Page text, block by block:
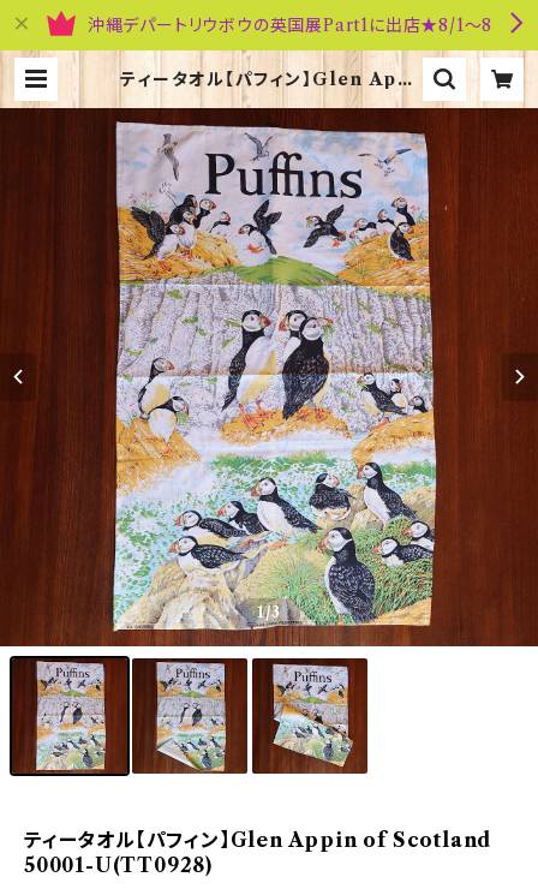
沖縄デパートリウボウの英国展Part1に出店★8/1～8
ティータオル【パフィン】Glen Appi
n of Scotland 50001-U(TT09
28) | 英国雑貨専門店ブリティッシュ・
ライフ
1/3
ティータオル【パフィン】Glen Appin of Scotland
50001-U(TT0928)